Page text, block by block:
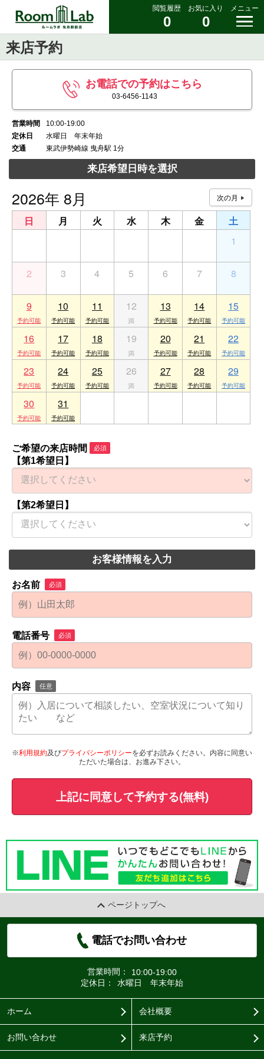
閲覧履歴
0
お気に入り
0
メニュー
来店予約
お電話での予約はこちら
03-6456-1143
営業時間
10:00-19:00
定休日
水曜日 年末年始
交通
東武伊勢崎線 曳舟駅 1分
来店希望日時を選択
2026年 8月
日 月 火 水 木 金
土
1
2 3 4 5 6 7 8
9 10 11 12 13 14 15
16 17 18 19 20 21 22
23 24 25 26 27 28 29
30 31
ご希望の来店時間 必須
【第1希望日】
【第2希望日】
お客様情報を入力
お名前 必須
電話番号 必須
内容 任意
※利用規約及びプライバシーポリシーを必ずお読みください。内容に同意い
ただいた場合は、お進み下さい。
上記に同意して予約する(無料)
ページトップへ
電話でお問い合わせ
営業時間：
10:00-19:00
定休日：
水曜日 年末年始
ホーム 会社概要
お問い合わせ 来店予約